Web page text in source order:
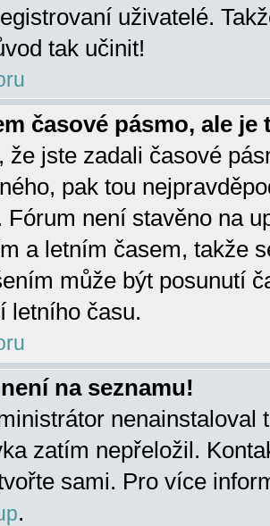
uživatelé.
tak učinit!
časové pásmo, ale je
že jste zadali časové
pak tou
Fórum není stavěno na
a letním časem, takže
může být posunutí
letního času.
na seznamu!
nenainstaloval
zatím nepřeložil.
sami. Pro více
.